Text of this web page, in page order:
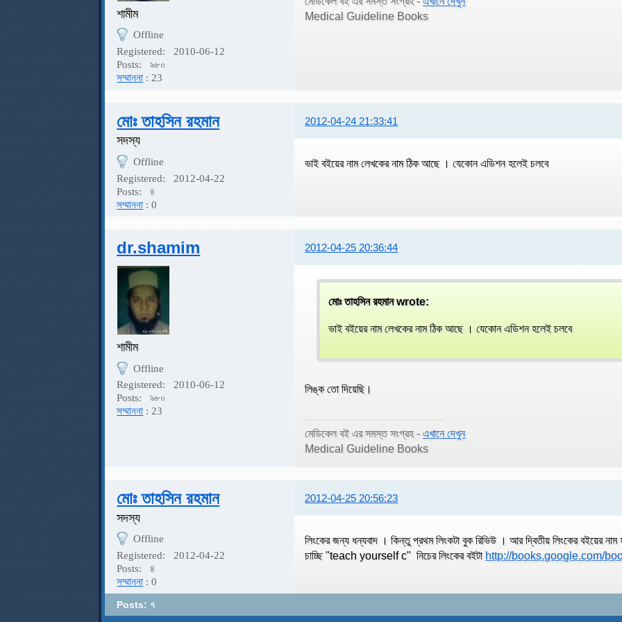
শামীম
Offline
Registered:
2010-06-12
Posts:
৯৮০
সম্মাননা : 23
Medical Guideline Books
মোঃ তাহসিন রহমান 2012-04-24 21:33:41
সদস্য
Offline
Registered:
2012-04-22
Posts:
৪
সম্মাননা : 0
ভাই বইয়ের নাম লেখকের নাম ঠিক আছে । যেকোন এডিশন হলেই চলবে
dr.shamim 2012-04-25 20:36:44
শামীম
Offline
Registered:
2010-06-12
Posts:
৯৮০
সম্মাননা : 23
মোঃ তাহসিন রহমান wrote:
ভাই বইয়ের নাম লেখকের নাম ঠিক আছে । যেকোন এডিশন হলেই চলবে
লিঙ্ক তো দিয়েছি।
মেডিকেল বই এর সমস্ত সংগ্রহ -এখানে দেখুন
Medical Guideline Books
মোঃ তাহসিন রহমান 2012-04-25 20:56:23
সদস্য
Offline
Registered:
2012-04-22
Posts:
৪
সম্মাননা : 0
লিংকের জন্য ধন্যবাদ । কিন্তু প্রথম লিংকটা বুক রিভিউ । আর দ্বিতীয় লিংকের
চাচ্ছি "teach yourself c" নিচের লিংকের বইটা http://books.google.com/
Posts: ৭